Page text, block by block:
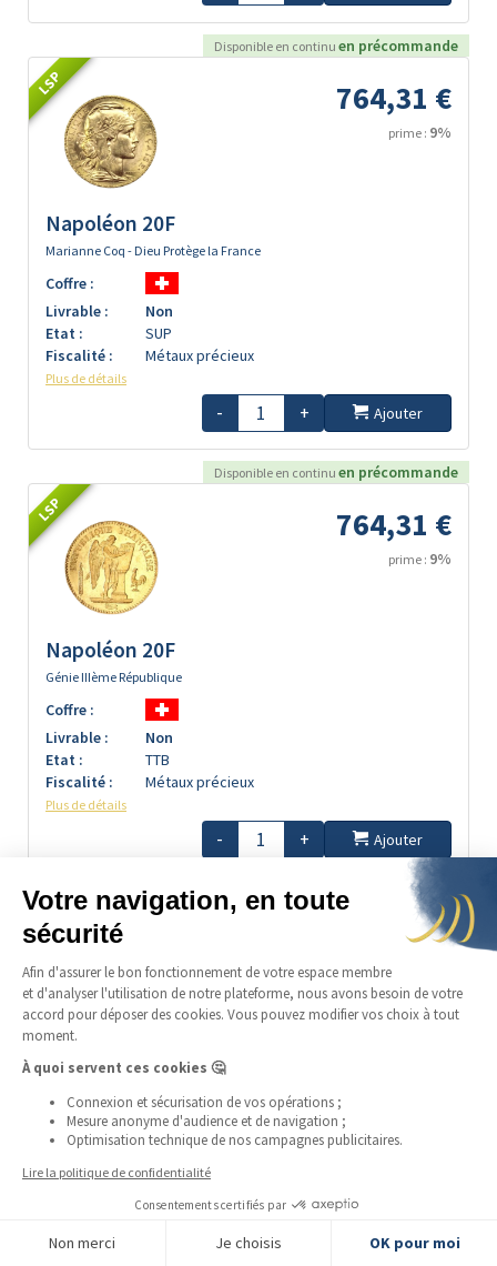
FILTRER LES PRODUITS
Disponible en continu en précommande
LSP 764,31 €
prime : 9%
Napoléon 20F
Marianne Coq - Dieu Protège la France
Coffre :
Livrable :
Non
Etat :
SUP
Fiscalité :
Métaux précieux
Plus de détails
- + Ajouter
Disponible en continu en précommande
LSP 764,31 €
prime : 9%
Napoléon 20F
Génie IIIème République
Coffre :
Livrable :
Non
Etat :
TTB
Fiscalité :
Métaux précieux
Plus de détails
- + Ajouter
Disponible en continuen précommande
LSP 764,31 €
prime : 9%
Napoléon 20F
Marianne Coq - Liberté Egalité Fraternité
Coffre :
Etat :
SUP
Métaux précieux